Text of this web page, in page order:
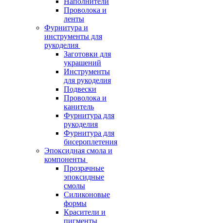
Проволока и
ленты
Фурнитура и
инструменты для
рукоделия
Заготовки для
украшений
Инструменты
для рукоделия
Подвески
Проволока и
канитель
Фурнитура для
рукоделия
Фурнитура для
бисероплетения
Эпоксидная смола и
компоненты
Прозрачные
эпоксидные
смолы
Силиконовые
формы
Красители и
пигменты